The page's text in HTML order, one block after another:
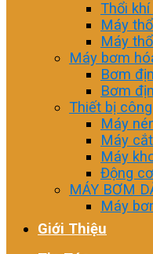
Thổi
Máy
Máy
Máy bơm
Bơm
Bơm
Thiết bị
Máy
Máy cắt
Máy
Động
MÁY BƠM
Máy
Giới Thiệu